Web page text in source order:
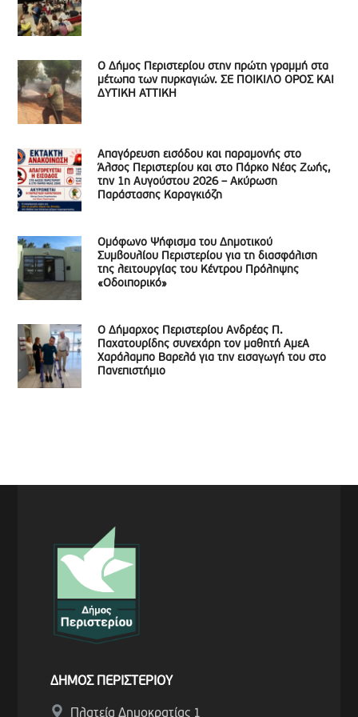
Ο Δήμος Περιστερίου στην πρώτη γραμμή στα
μέτωπα των πυρκαγιών. ΣΕ ΠΟΙΚΙΛΟ ΟΡΟΣ ΚΑΙ
ΔΥΤΙΚΗ ΑΤΤΙΚΗ
Απαγόρευση εισόδου και παραμονής στο
Άλσος Περιστερίου και στο Πάρκο Νέας Ζωής,
την 1η Αυγούστου 2026 – Ακύρωση
Παράστασης Καραγκιόζη
Ομόφωνο Ψήφισμα του Δημοτικού
Συμβουλίου Περιστερίου για τη διασφάλιση
της λειτουργίας του Κέντρου Πρόληψης
«Οδοιπορικό»
Ο Δήμαρχος Περιστερίου Ανδρέας Π.
Παχατουρίδης συνεχάρη τον μαθητή ΑμεΑ
Χαράλαμπο Βαρελά για την εισαγωγή του στο
Πανεπιστήμιο
ΔΗΜΟΣ ΠΕΡΙΣΤΕΡΙΟΥ
Πλατεία Δημοκρατίας 1